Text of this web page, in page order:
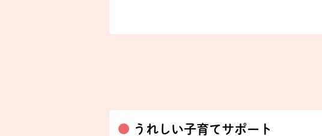
うれしい子育てサポート